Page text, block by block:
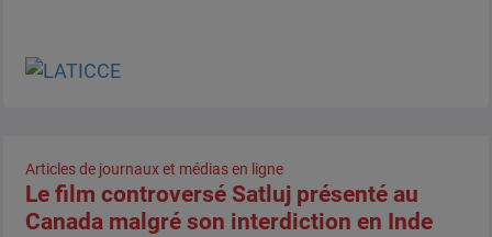
Articles de journaux et médias en ligne
Le film controversé Satluj présenté au
Canada malgré son interdiction en Inde